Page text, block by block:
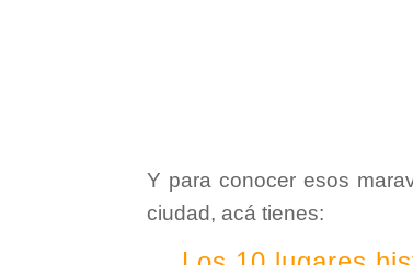
Y para conocer esos
ciudad, acá tienes: